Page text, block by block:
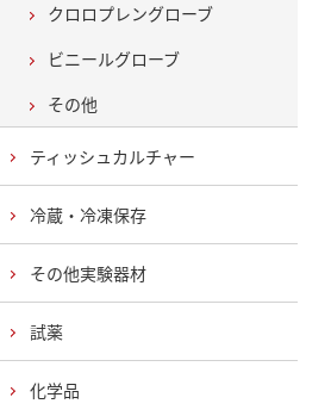
クロロプレングローブ
ビニールグローブ
その他
ティッシュカルチャー
冷蔵・冷凍保存
その他実験器材
試薬
化学品